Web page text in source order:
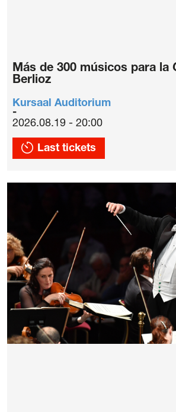
Más de 300 músicos para la
Berlioz
Kursaal Auditorium
2026.08.19 - 20:00
Last tickets